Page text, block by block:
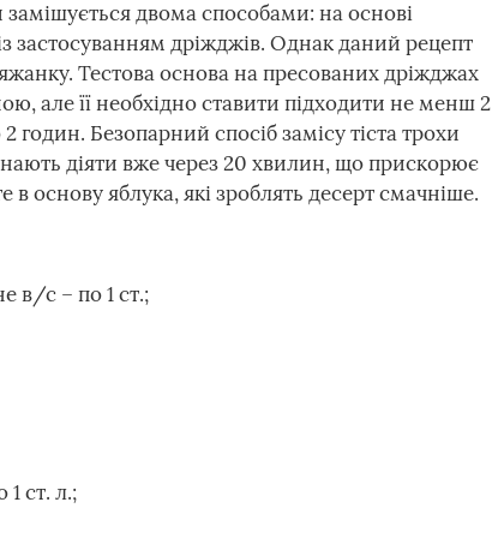
замішується двома способами: на основі
застосуванням дріжджів. Однак даний рецепт
Тестова основа на пресованих дріжджах
але її необхідно ставити підходити не менш 2
годин. Безопарний спосіб замісу тіста трохи
діяти вже через 20 хвилин, що прискорює
основу яблука, які зроблять десерт смачніше.
в/с – по 1 ст.;
ст. л.;